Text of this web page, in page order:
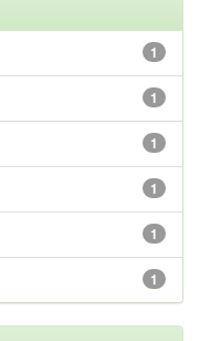
1
1
1
1
1
1